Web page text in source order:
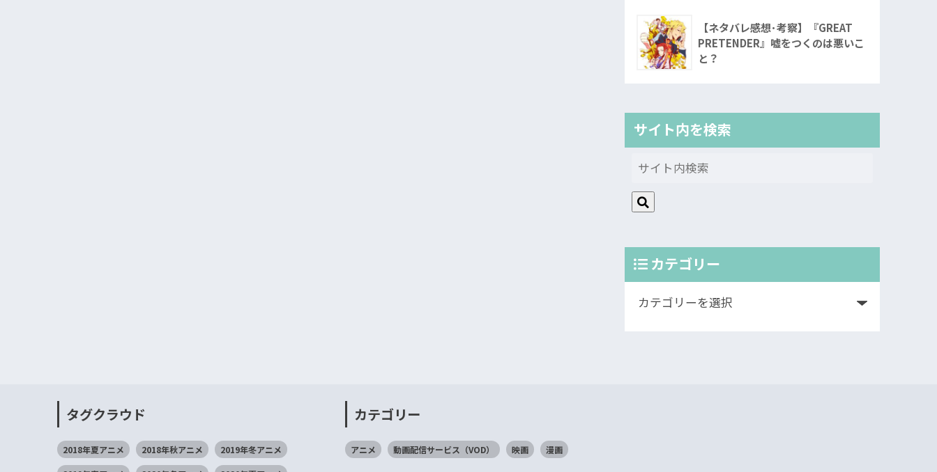
【ネタバレ感想･考察】『GREAT
PRETENDER』嘘をつくのは悪いこ
と？
サイト内を検索
カテゴリー
タグクラウド
2018年夏アニメ 2018年秋アニメ 2019年冬アニメ
カテゴリー
アニメ 動画配信サービス（VOD） 映画 漫画